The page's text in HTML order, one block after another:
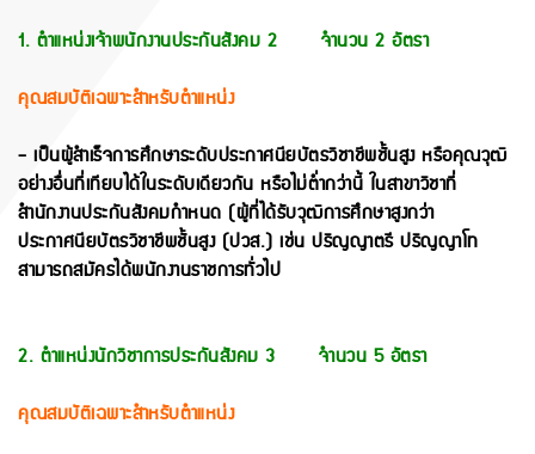
1. ตำแหน่งเจ้าพนักงานประกันสังคม 2 จำนวน 2 อัตรา
คุณสมบัติเฉพาะสำหรับตำแหน่ง
- เป็นผู้สำเร็จการศึกษาระดับประกาศนียบัตรวิชาชีพชั้นสูง หรือคุณวุฒิ
อย่างอื่นที่เทียบได้ในระดับเดียวกัน หรือไม่ต่ำกว่านี้ ในสาขาวิชาที่
สำนักงานประกันสังคมกำหนด (ผู้ที่ได้รับวุฒิการศึกษาสูงกว่า
ประกาศนียบัตรวิชาชีพชั้นสูง (ปวส.) เช่น ปริญญาตรี ปริญญาโท
สามารถสมัครได้พนักงานราชการทั่วไป
2. ตำแหน่งนักวิชาการประกันสังคม 3 จำนวน 5 อัตรา
คุณสมบัติเฉพาะสำหรับตำแหน่ง